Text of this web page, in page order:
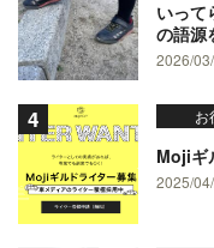
いって
の語源
2026/
お
Mojiギ
2025/